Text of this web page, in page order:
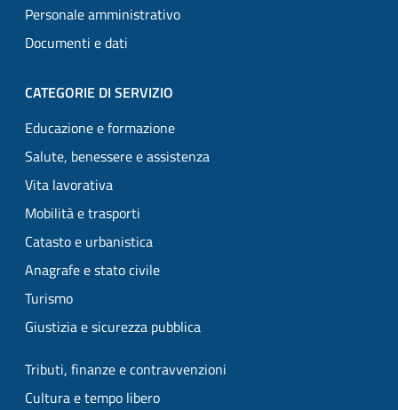
Personale amministrativo
Documenti e dati
CATEGORIE DI SERVIZIO
Educazione e formazione
Salute, benessere e assistenza
Vita lavorativa
Mobilità e trasporti
Catasto e urbanistica
Anagrafe e stato civile
Turismo
Giustizia e sicurezza pubblica
Tributi, finanze e contravvenzioni
Cultura e tempo libero